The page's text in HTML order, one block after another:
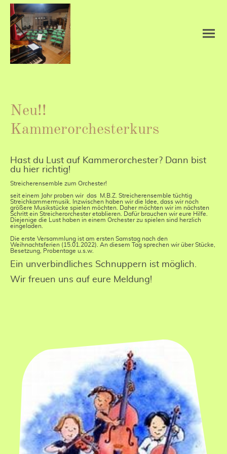
Neu!!
Kammerorchesterkurs
Hast du Lust auf Kammerorchester? Dann bist
du hier richtig!
Streicherensemble zum Orchester!
seit einem Jahr proben wir das M.B.Z. Streicherensemble tüchtig
Streichkammermusik. Inzwischen haben wir die Idee, dass wir noch
größere Musikstücke spielen möchten. Daher möchten wir im nächsten
Schritt ein Streicherorchester etablieren. Dafür brauchen wir eure Hilfe.
Diejenige die Lust haben in einem Orchester zu spielen sind herzlich
eingeladen.
Die erste Versammlung ist am ersten Samstag nach den
Weihnachtsferien (15.01.2022). An diesem Tag sprechen wir über Stücke,
Besetzung, Probentage u.s.w.
Ein unverbindliches Schnuppern ist möglich.
Wir freuen uns auf eure Meldung!